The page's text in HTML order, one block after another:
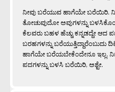
ನೀವು ಬರೆಯುವ ಹಾಗೆಯೇ ಬರೆಯಿರಿ.
ತೋಚುವುದೋ ಅವುಗಳನ್ನು
ಕೆಲವರು ಬಹಳ ಹೆಚ್ಚು ಕನ್ನಡದ್ದೇ ಆದ
ಬರಹಗಳನ್ನು ಬರೆಯುತ್ತಿದ್ದಾರೆಂಬುದು
ಹಾಗೆಯೇ ಬರೆಯಬೇಕೆಂದೇನೂ ಇಲ್ಲ.
ಪದಗಳನ್ನು ಬಳಸಿ ಬರೆಯಿರಿ, ಅಶ್ಟೇ.